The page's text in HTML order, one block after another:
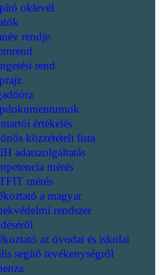
oklevél
rendje
rend
értékelés
közzétételi lista
adatszolgáltatás
mérés
mérés
a magyar
rendszer
az óvodai és iskolai
segítő tevékenységről